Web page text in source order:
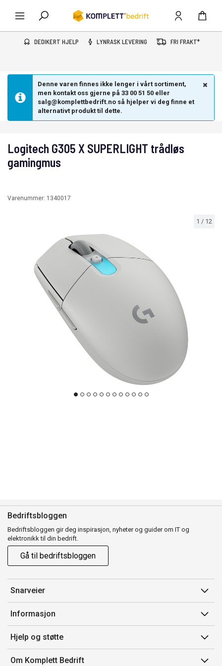
DEDIKERT HJELP LYNRASK LEVERING FRI FRAKT*
Denne varen finnes ikke lenger i vårt sortiment,
men kontakt oss gjerne på 33 00 51 50 eller
salg@komplettbedrift.no så hjelper vi deg finne et
alternativt produkt til dette.
1 / 12
Logitech G305 X SUPERLIGHT trådløs
gamingmus
Varenummer: 1340017
Bedriftsbloggen
Bedriftsbloggen gir deg inspirasjon, nyheter og guider om IT og
elektronikk til din bedrift.
Gå til bedriftsbloggen
Snarveier
Min side
Ordreoversikt
Mine produkter
Informasjon
Salgsbetingelser
Avtalevilkår for Komplett Bedrift Pluss
Hjelp og støtte
Kontakt oss
Om Komplett Bedrift